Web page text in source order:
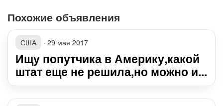
Похожие объявления
США · 29 мая 2017
Ищу попутчика в Америку,какой
штат еще не решила,но можно и...